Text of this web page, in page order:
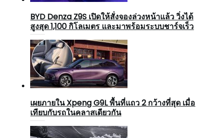
BYD Denza Z9S เปิดให้สั่งจองล่วงหน้าแล้ว วิ่งได้
สูงสุด 1,100 กิโลเมตร และมาพร้อมระบบชาร์จเร็ว
เผยภายใน Xpeng G9L พื้นที่แถว 2 กว้างที่สุด เมื่อ
เทียบกับรถในคลาสเดียวกัน